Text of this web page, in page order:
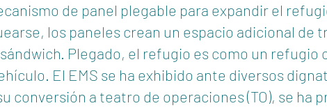
de panel plegable para expandir el
los paneles crean un espacio adicional de
Plegado, el refugio es como un refugio
El EMS se ha exhibido ante diversos
conversión a teatro de operaciones (TO), se ha